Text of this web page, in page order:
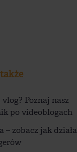
Poznaj nasz
po videoblogach
– zobacz jak działa